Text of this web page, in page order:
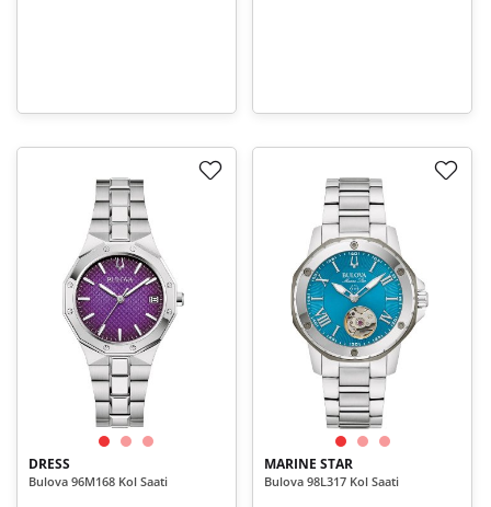
DRESS
Bulova 96M168 Kol Saati
MARINE STAR
Bulova 98L317 Kol Saati